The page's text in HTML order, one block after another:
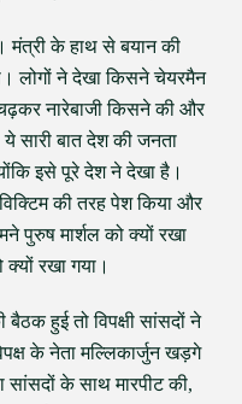
मंत्री के हाथ से बयान की
लोगों ने देखा किसने चेयरमैन
नारेबाजी किसने की और
बात देश की जनता
इसे पूरे देश ने देखा है।
की तरह पेश किया और
पुरुष मार्शल को क्यों रखा
रखा गया।
हुई तो विपक्षी सांसदों ने
के नेता मल्लिकार्जुन खड़गे
सांसदों के साथ मारपीट की,